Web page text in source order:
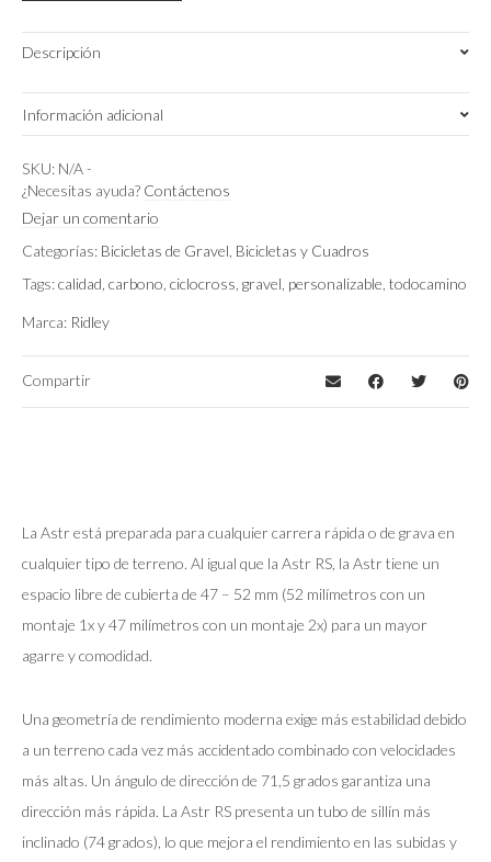
1x12
quantity
Descripción
Información adicional
Talla
Color
Montaje
SKU: N/A-
¿Necesitas ayuda? Contáctenos
Dejar un comentario
Categorías: Bicicletas de Gravel Bicicletas y Cuadros
Tags:calidad carbono ciclocross gravel personalizable todocamino
Marca: Ridley
Compartir
La Astr está preparada para cualquier carrera rápida o de grava en
cualquier tipo de terreno. Al igual que la Astr RS, la Astr tiene un
espacio libre de cubierta de 47 – 52 mm (52 milímetros con un
montaje 1x y 47 milímetros con un montaje 2x) para un mayor
agarre y comodidad.
Una geometría de rendimiento moderna exige más estabilidad debido
a un terreno cada vez más accidentado combinado con velocidades
más altas. Un ángulo de dirección de 71,5 grados garantiza una
dirección más rápida. La Astr RS presenta un tubo de sillín más
inclinado (74 grados), lo que mejora el rendimiento en las subidas y